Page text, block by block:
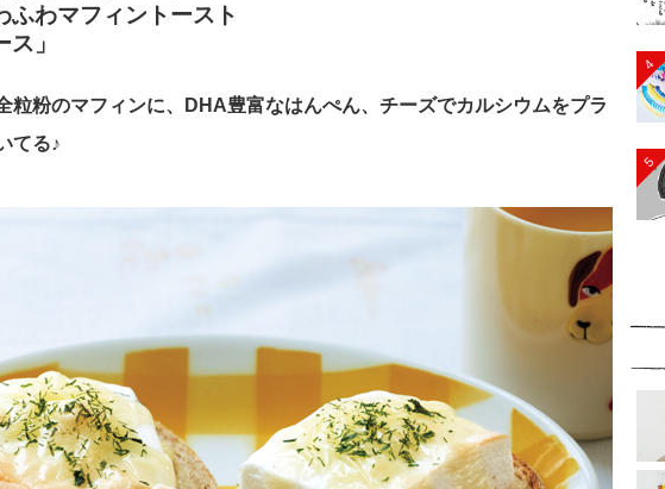
ふわマフィントースト
」
粒粉のマフィンに、DHA豊富なはんぺん、チーズでカルシウムをプラ
てる♪
4
5